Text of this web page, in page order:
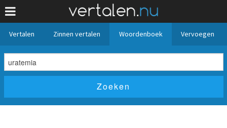
Vertalen Zinnen vertalen Woordenboek Vervoegen